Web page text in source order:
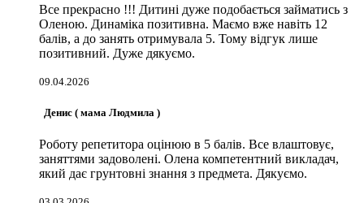
Все прекрасно !!! Дитині дуже подобається займатись з
Оленою. Динаміка позитивна. Маємо вже навіть 12
балів, а до занять отримувала 5. Тому відгук лише
позитивний. Дуже дякуємо.
09.04.2026
Денис ( мама Людмила )
Роботу репетитора оцінюю в 5 балів. Все влаштовує,
заняттями задоволені. Олена компетентний викладач,
який дає грунтовні знання з предмета. Дякуємо.